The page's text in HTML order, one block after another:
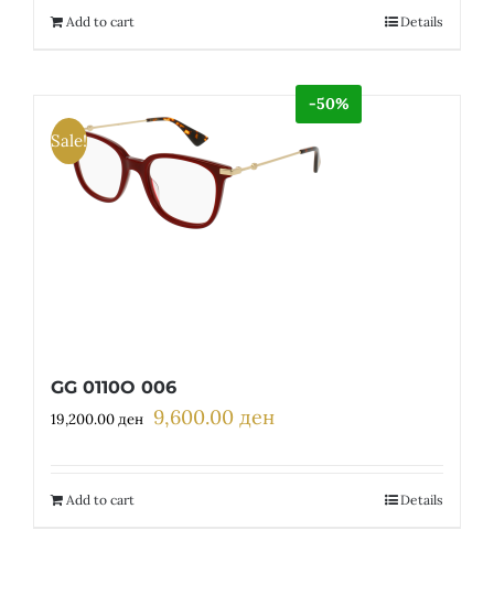
Add to cart Details
Sale!
-50%
GG 0110O 006
19,200.00ден Original
9,600.00 денCurrent
9,600.00 ден.
Add to cart Details